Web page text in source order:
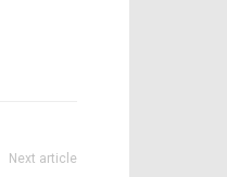
Next article